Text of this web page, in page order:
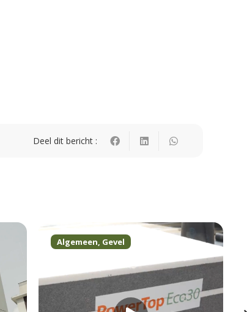
Deel dit bericht :
Algemeen, Gevel